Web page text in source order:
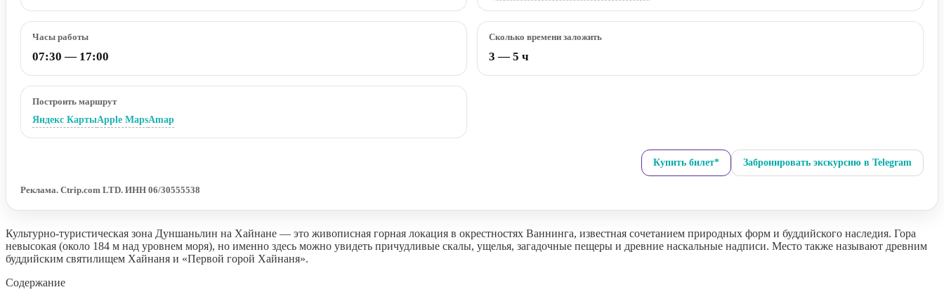
Часы работы
07:30 — 17:00
Сколько времени заложить
3 — 5 ч
Построить маршрут
Яндекс КартыApple MapsAmap
Купить билет* Забронировать экскурсию в Telegram
Реклама. Ctrip.com LTD. ИНН 06/30555538
Культурно-туристическая зона Дуншаньлин на Хайнане — это живописная горная локация в окрестностях Ваннинга, известная сочетанием природных форм и буддийского наследия. Гора
невысокая (около 184 м над уровнем моря), но именно здесь можно увидеть причудливые скалы, ущелья, загадочные пещеры и древние наскальные надписи. Место также называют древним
буддийским святилищем Хайнаня и «Первой горой Хайнаня».
Содержание